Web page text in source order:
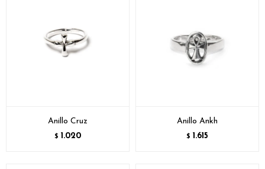
Anillo Cruz
$ 1.020
Anillo Ankh
$ 1.615